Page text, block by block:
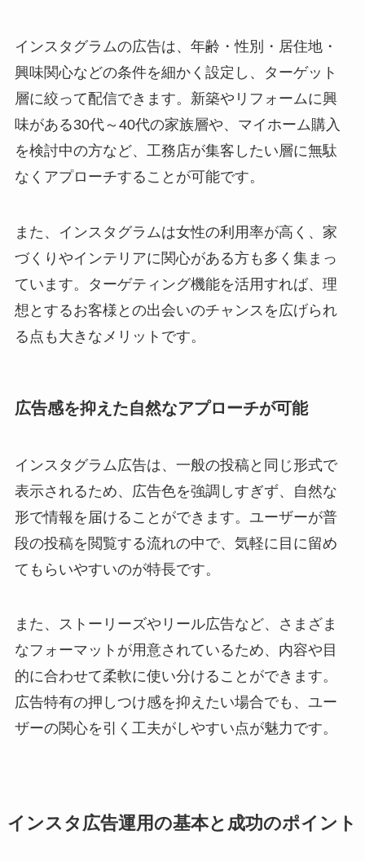
インスタグラムの広告は、年齢・性別・居住地・
興味関心などの条件を細かく設定し、ターゲット
層に絞って配信できます。新築やリフォームに興
味がある30代～40代の家族層や、マイホーム購入
を検討中の方など、工務店が集客したい層に無駄
なくアプローチすることが可能です。
また、インスタグラムは女性の利用率が高く、家
づくりやインテリアに関心がある方も多く集まっ
ています。ターゲティング機能を活用すれば、理
想とするお客様との出会いのチャンスを広げられ
る点も大きなメリットです。
広告感を抑えた自然なアプローチが可能
インスタグラム広告は、一般の投稿と同じ形式で
表示されるため、広告色を強調しすぎず、自然な
形で情報を届けることができます。ユーザーが普
段の投稿を閲覧する流れの中で、気軽に目に留め
てもらいやすいのが特長です。
また、ストーリーズやリール広告など、さまざま
なフォーマットが用意されているため、内容や目
的に合わせて柔軟に使い分けることができます。
広告特有の押しつけ感を抑えたい場合でも、ユー
ザーの関心を引く工夫がしやすい点が魅力です。
インスタ広告運用の基本と成功のポイント